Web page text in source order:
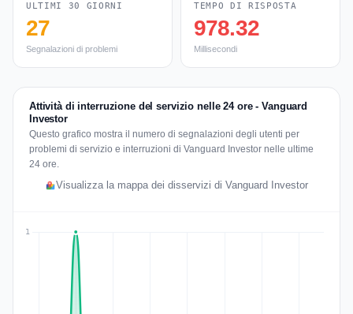
ULTIMI 30 GIORNI
27
Segnalazioni di problemi
TEMPO DI RISPOSTA
978.32
Millisecondi
Attività di interruzione del servizio nelle 24 ore - Vanguard
Investor
Questo grafico mostra il numero di segnalazioni degli utenti per
problemi di servizio e interruzioni di Vanguard Investor nelle ultime
24 ore.
Visualizza la mappa dei disservizi di Vanguard Investor